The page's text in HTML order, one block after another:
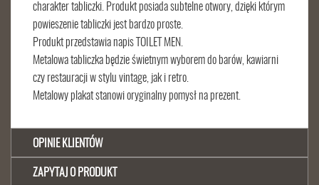
charakter tabliczki. Produkt posiada subtelne otwory, dzięki którym
powieszenie tabliczki jest bardzo proste.
Produkt przedstawia napis TOILET MEN.
Metalowa tabliczka będzie świetnym wyborem do barów, kawiarni
czy restauracji w stylu vintage, jak i retro.
Metalowy plakat stanowi oryginalny pomysł na prezent.
OPINIE KLIENTÓW
ZAPYTAJ O PRODUKT